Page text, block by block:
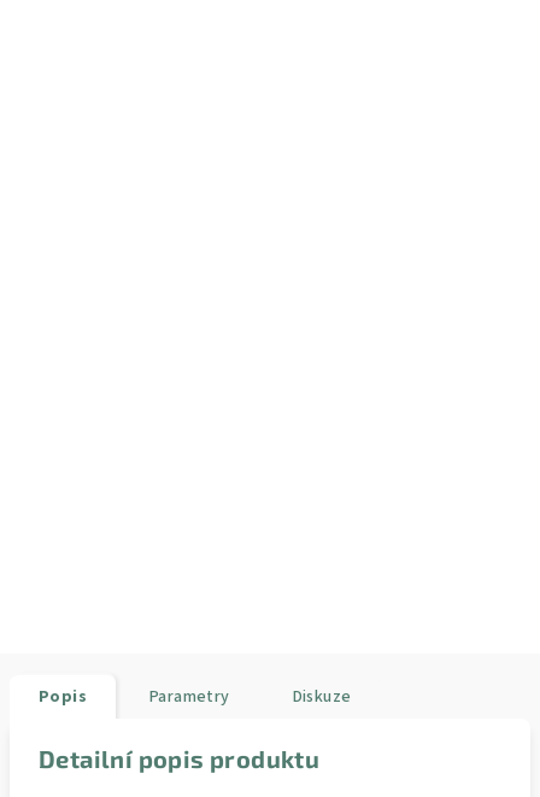
Popis Parametry Diskuze
Detailní popis produktu